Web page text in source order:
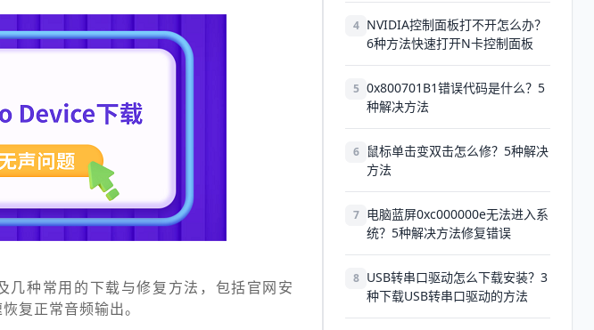
种常用的下载与修复方法，包括官网安
复正常音频输出。
4 NVIDIA控制面板打不开怎么办？
6种方法快速打开N卡控制面板
5 0x800701B1错误代码是什么？5
种解决方法
6
鼠标单击变双击怎么修？5种解决
方法
7 电脑蓝屏0xc000000e无法进入系
统？5种解决方法修复错误
8 USB转串口驱动怎么下载安装？3
种下载USB转串口驱动的方法